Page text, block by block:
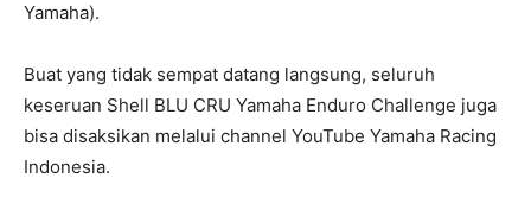
Yamaha).
Buat yang tidak sempat datang langsung, seluruh
keseruan Shell BLU CRU Yamaha Enduro Challenge juga
bisa disaksikan melalui channel YouTube Yamaha Racing
Indonesia.